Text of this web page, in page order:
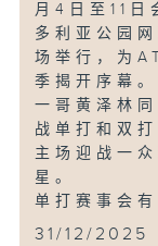
月4日至11日
多利亚公园网
场举行，为
季揭开序幕。
一哥黄泽林同
战单打和双打
主场迎战一众
星。
单打赛事会
31/12/2025